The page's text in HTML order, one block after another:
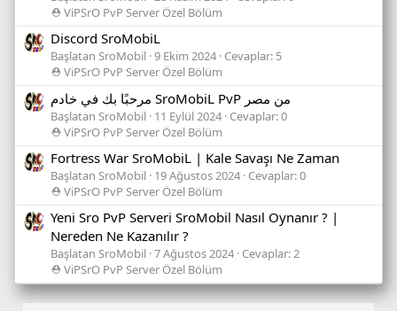
⛑️ ViPSrO PvP Server Özel Bölüm
Discord SroMobiL
Başlatan SroMobil 9 Ekim 2024 Cevaplar: 5
⛑️ ViPSrO PvP Server Özel Bölüm
مرحبًا بك في خادم SroMobiL PvP من مصر
Başlatan SroMobil 11 Eylül 2024 Cevaplar: 0
⛑️ ViPSrO PvP Server Özel Bölüm
Fortress War SroMobiL | Kale Savaşı Ne Zaman
Başlatan SroMobil 19 Ağustos 2024 Cevaplar: 0
⛑️ ViPSrO PvP Server Özel Bölüm
Yeni Sro PvP Serveri SroMobil Nasıl Oynanır ? |
Nereden Ne Kazanılır ?
Başlatan SroMobil 7 Ağustos 2024 Cevaplar: 2
⛑️ ViPSrO PvP Server Özel Bölüm